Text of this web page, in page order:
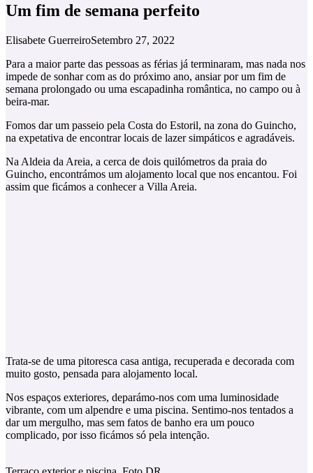
Um fim de semana perfeito
Elisabete GuerreiroSetembro 27, 2022
Para a maior parte das pessoas as férias já terminaram, mas nada nos
impede de sonhar com as do próximo ano, ansiar por um fim de
semana prolongado ou uma escapadinha romântica, no campo ou à
beira-mar.
Fomos dar um passeio pela Costa do Estoril, na zona do Guincho,
na expetativa de encontrar locais de lazer simpáticos e agradáveis.
Na Aldeia da Areia, a cerca de dois quilómetros da praia do
Guincho, encontrámos um alojamento local que nos encantou. Foi
assim que ficámos a conhecer a Villa Areia.
Trata-se de uma pitoresca casa antiga, recuperada e decorada com
muito gosto, pensada para alojamento local.
Nos espaços exteriores, deparámo-nos com uma luminosidade
vibrante, com um alpendre e uma piscina. Sentimo-nos tentados a
dar um mergulho, mas sem fatos de banho era um pouco
complicado, por isso ficámos só pela intenção.